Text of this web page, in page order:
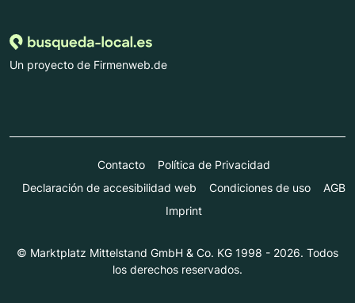
Un proyecto de Firmenweb.de
Contacto
Política de Privacidad
Declaración de accesibilidad web
Condiciones de uso
AGB
Imprint
© Marktplatz Mittelstand GmbH & Co. KG 1998 - 2026. Todos
los derechos reservados.